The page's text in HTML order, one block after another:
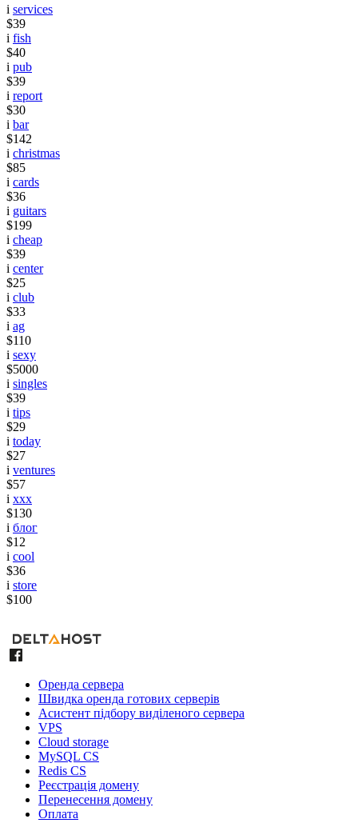
i services
$39
i fish
$40
i pub
$39
i report
$30
i bar
$142
i christmas
$85
i cards
$36
i guitars
$199
i cheap
$39
i center
$25
i club
$33
i ag
$110
i sexy
$5000
i singles
$39
i tips
$29
i today
$27
i ventures
$57
i xxx
$130
i блог
$12
i cool
$36
i store
$100
Оренда сервера
Швидка оренда готових серверів
Асистент підбору виділеного сервера
VPS
Cloud storage
MySQL CS
Redis CS
Реєстрація домену
Перенесення домену
Оплата